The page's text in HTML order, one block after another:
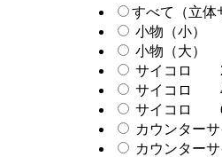
すべて（立体
小物（小）
小物（大）
サイコロ
サイコロ
サイコロ
カウンター
カウンター